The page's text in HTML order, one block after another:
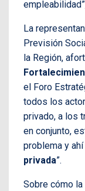
La
Previsión
la Región,
el Foro
todos los
privado, a los
en conjunto,
problema y
privada”.
Sobre cómo